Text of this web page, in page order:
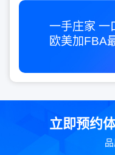
一手庄家 一
欧美加FBA
立即预约